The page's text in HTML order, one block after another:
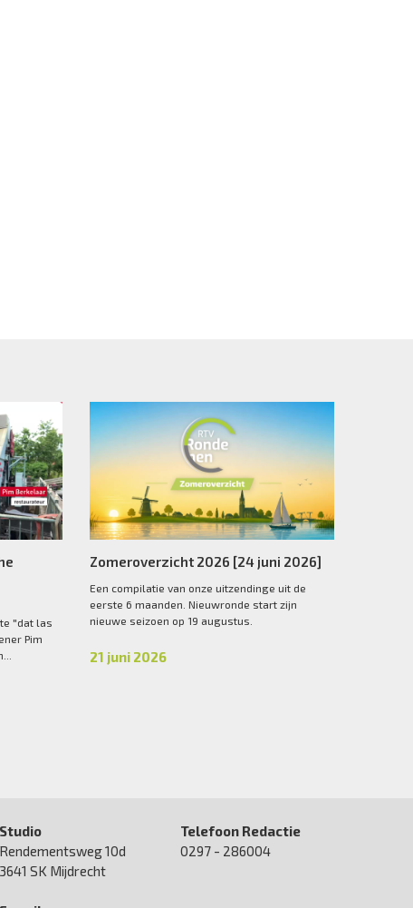
"dat las
Pim
Zomeroverzicht 2026 [24 juni 2026]
Een compilatie van onze uitzendinge uit de
eerste 6 maanden. Nieuwronde start zijn
nieuwe seizoen op 19 augustus.
21 juni 2026
Studio
Rendementsweg 10d
3641 SK Mijdrecht
Telefoon Redactie
0297 - 286004